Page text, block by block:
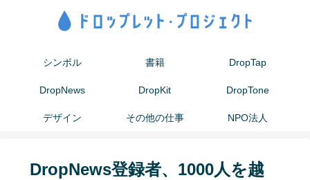
シンボル 書籍 DropTap
DropNews DropKit DropTone
デザイン その他の仕事 NPO法人
DropNews登録者、1000人を越